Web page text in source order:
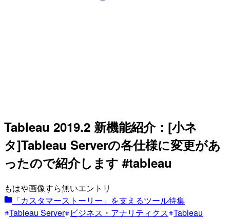
Tableau 2019.2 新機能紹介：[小ネ
タ]Tableau Serverの各仕様に変更があ
ったので紹介します #tableau
もはや画像すら無いエントリ
「カスタマーストーリー」を支えるツール特集
Tableau Server ビジネス・アナリティクス Tableau